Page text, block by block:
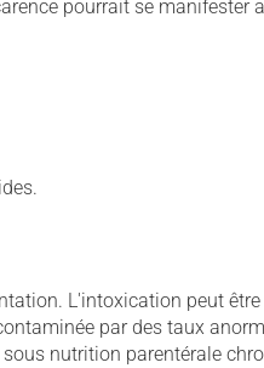
pourrait se manifester
L'intoxication peut
par des taux
nutrition parentérale